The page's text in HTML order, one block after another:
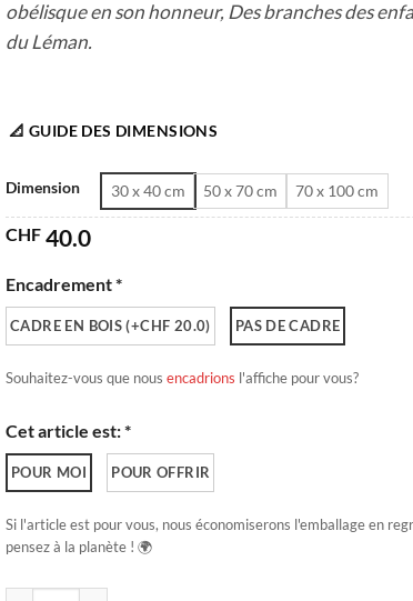
obélisque en son honneur, Des branches des
du Léman.
📐 GUIDE DES DIMENSIONS
Dimension 30 x 40 cm 50 x 70 cm 70 x 100 cm
CHF 40.0
Encadrement *
CADRE EN BOIS (+CHF 20.0) PAS DE CADRE
Souhaitez-vous que nous encadrions l'affiche pour vous?
Cet article est: *
POUR MOI POUR OFFRIR
Si l'article est pour vous, nous économiserons l'emballage en
pensez à la planète ! 🌍